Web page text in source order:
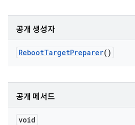
공개 생성자
RebootTargetPreparer()
공개 메서드
void